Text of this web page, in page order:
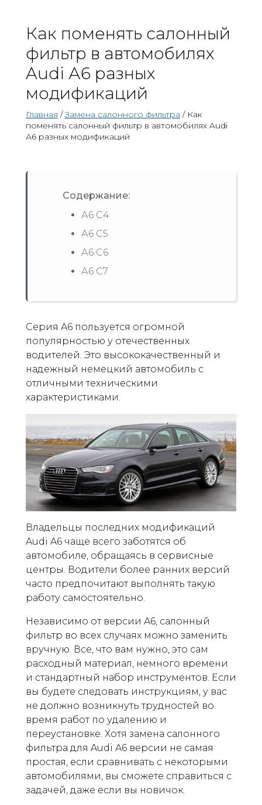
Как поменять салонный
фильтр в автомобилях
Audi А6 разных
модификаций
Главная /Замена салонного фильтра / Как
поменять салонный фильтр в автомобилях Audi
А6 разных модификаций
Содержание:
А6 С4
А6 С5
А6 С6
А6 С7
Серия A6 пользуется огромной
популярностью у отечественных
водителей. Это высококачественный и
надежный немецкий автомобиль с
отличными техническими
характеристиками.
Владельцы последних модификаций
Audi A6 чаще всего заботятся об
автомобиле, обращаясь в сервисные
центры. Водители более ранних версий
часто предпочитают выполнять такую
работу самостоятельно.
Независимо от версии A6, салонный
фильтр во всех случаях можно заменить
вручную. Все, что вам нужно, это сам
расходный материал, немного времени
и стандартный набор инструментов. Если
вы будете следовать инструкциям, у вас
не должно возникнуть трудностей во
время работ по удалению и
переустановке. Хотя замена салонного
фильтра для Audi A6 версии не самая
простая, если сравнивать с некоторыми
автомобилями, вы сможете справиться с
задачей, даже если вы новичок.